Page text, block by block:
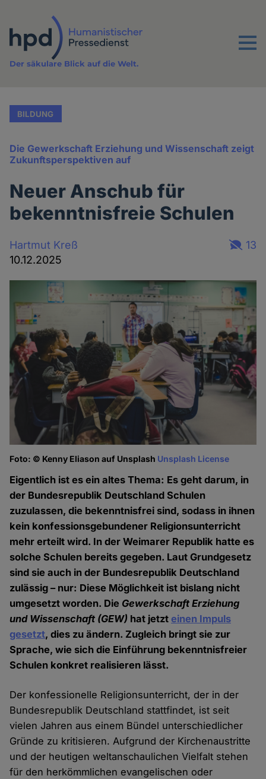
Inhalt
Menu
Der säkulare Blick auf die Welt.
BILDUNG
Die Gewerkschaft Erziehung und Wissenschaft zeigt
Zukunftsperspektiven auf
Neuer Anschub für
bekenntnisfreie Schulen
Hartmut Kreß
10.12.2025
13
Foto: © Kenny Eliason auf Unsplash Unsplash License
Eigentlich ist es ein altes Thema: Es geht darum, in
der Bundesrepublik Deutschland Schulen
zuzulassen, die bekenntnisfrei sind, sodass in ihnen
kein konfessionsgebundener Religionsunterricht
mehr erteilt wird. In der Weimarer Republik hatte es
solche Schulen bereits gegeben. Laut Grundgesetz
sind sie auch in der Bundesrepublik Deutschland
zulässig – nur: Diese Möglichkeit ist bislang nicht
umgesetzt worden. Die Gewerkschaft Erziehung
und Wissenschaft (GEW) hat jetzteinen Impuls
gesetzt, dies zu ändern. Zugleich bringt sie zur
Sprache, wie sich die Einführung bekenntnisfreier
Schulen konkret realisieren lässt.
Der konfessionelle Religionsunterricht, der in der
Bundesrepublik Deutschland stattfindet, ist seit
vielen Jahren aus einem Bündel unterschiedlicher
Gründe zu kritisieren. Aufgrund der Kirchenaustritte
und der heutigen weltanschaulichen Vielfalt stehen
für den herkömmlichen evangelischen oder